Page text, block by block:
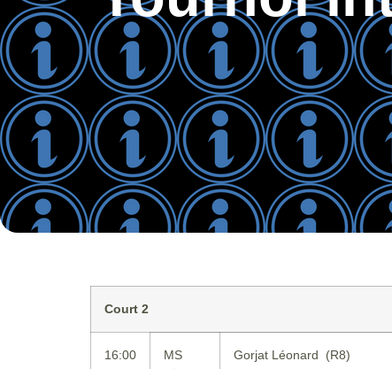
Court 2
16:00
MS
Gorjat Léonard (R8)